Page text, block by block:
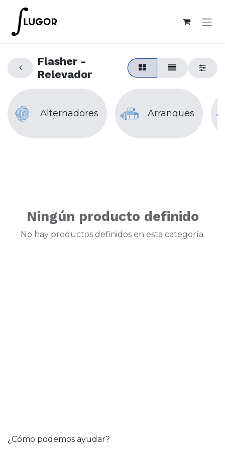
Flasher -
Relevador
Alternadores Arranques
Ningún producto definido
No hay productos definidos en esta categoría.
¿Cómo podemos ayudar?